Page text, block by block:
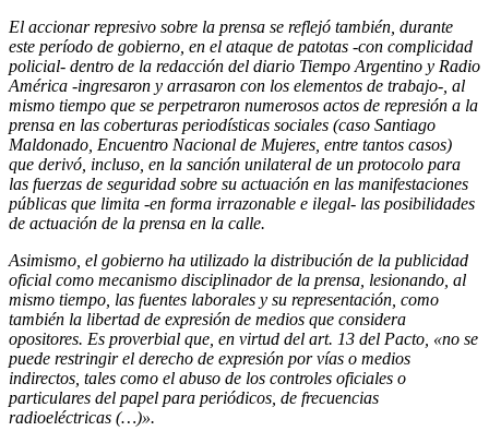
El accionar represivo sobre la prensa se reflejó también, durante
este período de gobierno, en el ataque de patotas -con complicidad
policial- dentro de la redacción del diario Tiempo Argentino y Radio
América -ingresaron y arrasaron con los elementos de trabajo-, al
mismo tiempo que se perpetraron numerosos actos de represión a la
prensa en las coberturas periodísticas sociales (caso Santiago
Maldonado, Encuentro Nacional de Mujeres, entre tantos casos)
que derivó, incluso, en la sanción unilateral de un protocolo para
las fuerzas de seguridad sobre su actuación en las manifestaciones
públicas que limita -en forma irrazonable e ilegal- las posibilidades
de actuación de la prensa en la calle.
Asimismo, el gobierno ha utilizado la distribución de la publicidad
oficial como mecanismo disciplinador de la prensa, lesionando, al
mismo tiempo, las fuentes laborales y su representación, como
también la libertad de expresión de medios que considera
opositores. Es proverbial que, en virtud del art. 13 del Pacto, «no se
puede restringir el derecho de expresión por vías o medios
indirectos, tales como el abuso de los controles oficiales o
particulares del papel para periódicos, de frecuencias
radioeléctricas (…)».